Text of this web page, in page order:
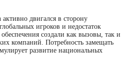
двигался в сторону
игроков и недостаток
создали как вызовы, так и
компаний. Потребность замещать
развитие национальных